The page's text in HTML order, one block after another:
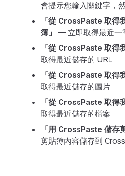
會提示您輸入關鍵字，
「從 CrossPaste 取得
簿」
— 立即取得最近一
「從 CrossPaste 取得
取得最近儲存的 URL
「從 CrossPaste 取得
取得最近儲存的圖片
「從 CrossPaste 取得
取得最近儲存的檔案
「用 CrossPaste 儲存
剪貼簿內容儲存到